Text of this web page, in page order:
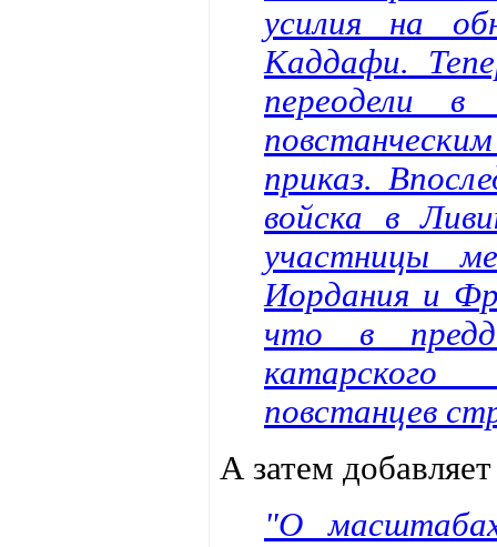
усилия на
Каддафи.
переодели
приказ.
войска в
участницы
Иордания и
что в
катарского
повстанцев
А затем
"О